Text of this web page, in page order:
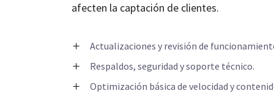
afecten la captación de clientes.
Actualizaciones y revisión de
Respaldos, seguridad y soporte técnico.
Optimización básica de velocidad y